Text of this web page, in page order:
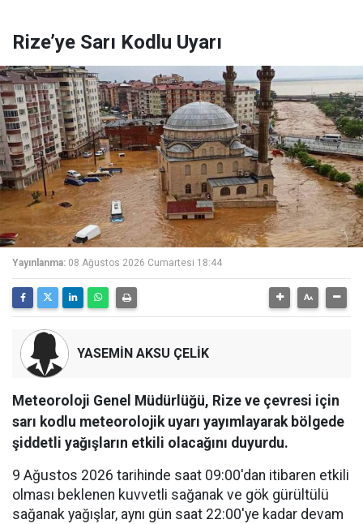
Rize’ye Sarı Kodlu Uyarı
Yayınlanma: 08 Ağustos 2026 Cumartesi 18:44
YASEMİN AKSU ÇELİK
Meteoroloji Genel Müdürlüğü, Rize ve çevresi için
sarı kodlu meteorolojik uyarı yayımlayarak bölgede
şiddetli yağışların etkili olacağını duyurdu.
9 Ağustos 2026 tarihinde saat 09:00'dan itibaren etkili
olması beklenen kuvvetli sağanak ve gök gürültülü
sağanak yağışlar, aynı gün saat 22:00'ye kadar devam